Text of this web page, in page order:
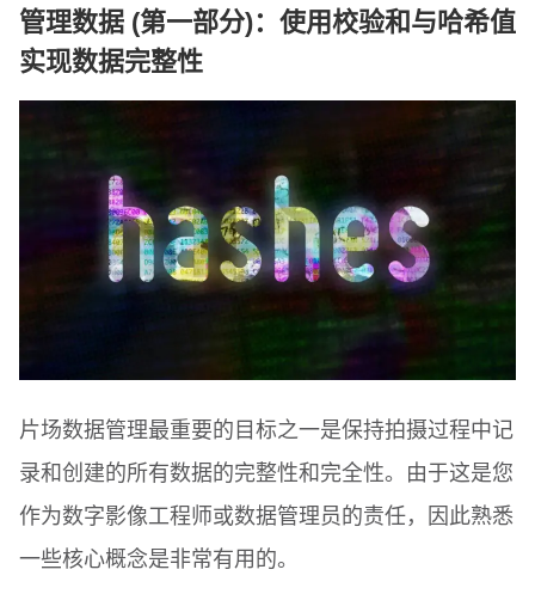
管理数据 (第一部分)：使用校验和与哈希值
实现数据完整性
片场数据管理最重要的目标之一是保持拍摄过程中记
录和创建的所有数据的完整性和完全性。由于这是您
作为数字影像工程师或数据管理员的责任，因此熟悉
一些核心概念是非常有用的。